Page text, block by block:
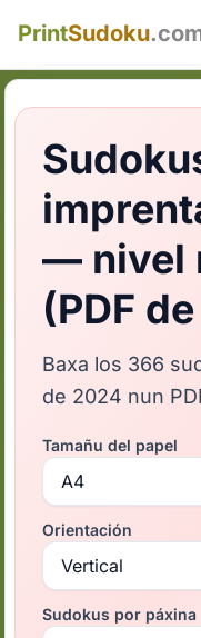
PrintSudoku
— nivel
(PDF
Baxa los 366
de 2024 nun
Tamañu del papel
Orientación
Sudokus por páxina